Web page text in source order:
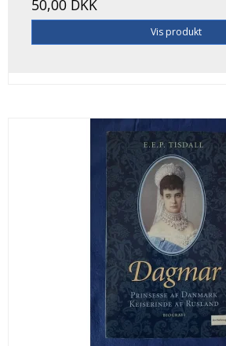
50,00 DKK
Vis produkt